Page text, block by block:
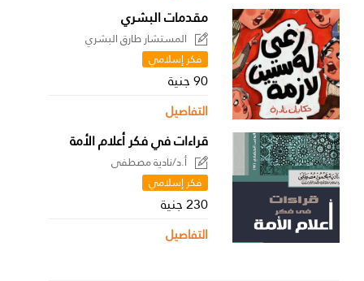
مقدمات البشري
المستشار طارق البشري
فكر إسلامي
90 جنية
التفاصيل
قراءات في فكر أعلام الأمة
أ.د/نادية مصطفى
فكر إسلامي
230 جنية
التفاصيل